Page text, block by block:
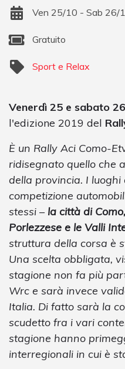
Ven 25/10 - Sab 26/
Gratuito
Sport e Relax
Venerdì 25 e sabato
l'edizione 2019 del
È un Rally Aci Como-
ridisegnato quello che
della provincia. I
competizione
stessi – la città di
Porlezzese e le Valli
struttura della corsa è
Una scelta obbligata,
stagione non fa più
Wrc e sarà invece
Italia. Di fatto sarà la
scudetto fra i vari
stagione hanno
interregionali in cui è